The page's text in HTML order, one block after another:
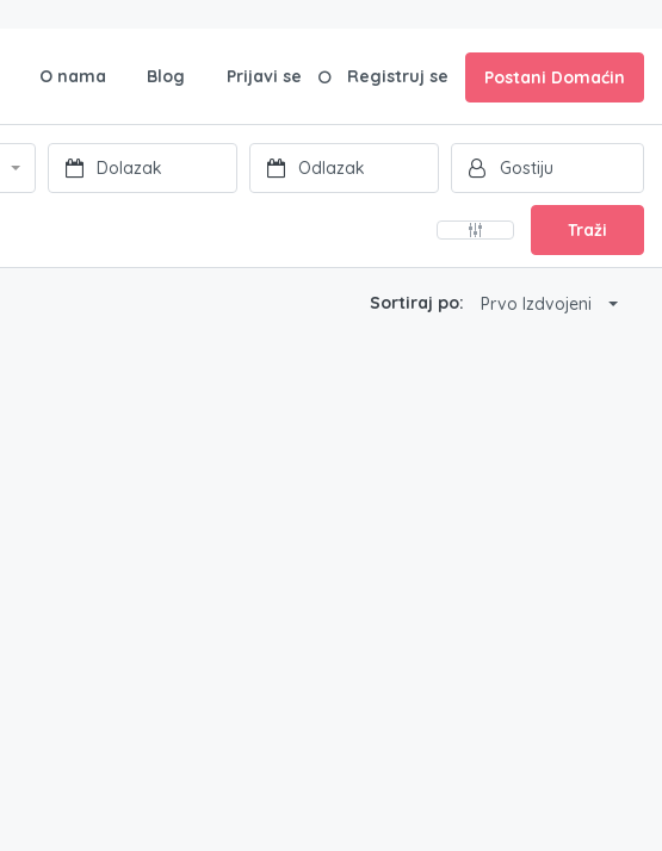
O nama Blog Prijavi se Registruj se Postani Domaćin
Traži
Sortiraj po: Prvo Izdvojeni